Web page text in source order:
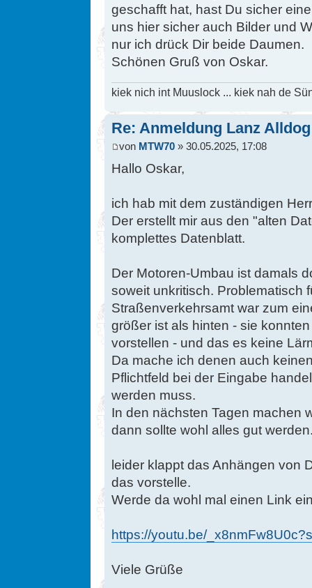
geschafft hat, hast Du sicher
uns hier sicher auch Bilder und
nur ich drück Dir beide Daumen.
Schönen Gruß von Oskar.
kiek nich int Muuslock ... kiek nah de
Re: Anmeldung Lanz
von MTW70 » 30.05.2025, 17:08
Hallo Oskar,
ich hab mit dem zuständigen
Der erstellt mir aus den "alten
komplettes Datenblatt.
Der Motoren-Umbau ist damals
soweit unkritisch. Problematisch
Straßenverkehrsamt war zum
größer ist als hinten - sie
vorstellen - und das es keine
Da mache ich denen auch
Pflichtfeld bei der Eingabe
werden muss.
In den nächsten Tagen machen
dann sollte wohl alles gut
leider klappt das Anhängen von
das vorstelle.
Werde da wohl mal einen Link
https://youtu.be/
Viele Grüße